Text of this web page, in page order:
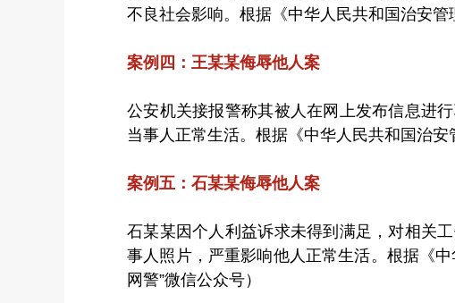
不良社会影响。根据《中华人民共和国治安
案例四：王某某侮辱他人案
公安机关接报警称其被人在网上发布信息进
当事人正常生活。根据《中华人民共和国治
案例五：石某某侮辱他人案
石某某因个人利益诉求未得到满足，对相关
事人照片，严重影响他人正常生活。根据《
网警”微信公众号）